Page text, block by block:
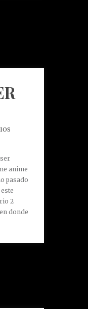
anime
pasado
2
donde